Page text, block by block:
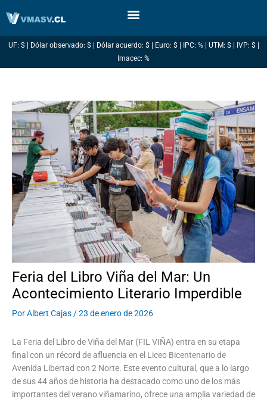
UF: $ | Dólar observado: $ | Dólar acuerdo: $ | Euro: $ | IPC: % | UTM: $ | IVP: $ |
Imacec: %
Feria del Libro Viña del Mar: Un
Acontecimiento Literario Imperdible
PorAlbert Cajas /23 de enero de 2026
La Feria del Libro de Viña del Mar (FIL VIÑA) entra en su etapa
final con un récord de afluencia en el Liceo Bicentenario de
Avenida Libertad con 2 Norte. Este evento cultural, que a lo largo
de sus 44 años de historia ha destacado como uno de los más
importantes del verano viñamarino, ofrece una amplia variedad de